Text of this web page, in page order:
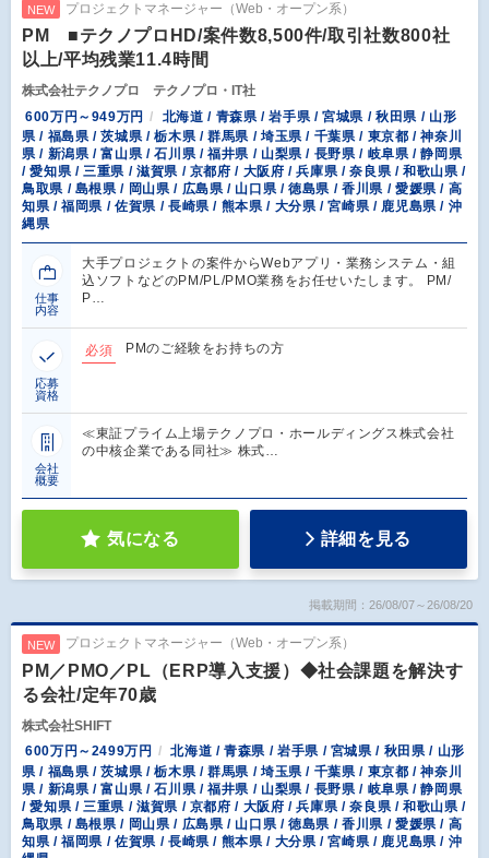
NEW プロジェクトマネージャー（Web・オープン系）
PM ■テクノプロHD/案件数8,500件/取引社数800社
以上/平均残業11.4時間
株式会社テクノプロ テクノプロ・IT社
600万円～949万円
北海道 / 青森県 / 岩手県 / 宮城県 / 秋田県 / 山形
県 / 福島県 / 茨城県 / 栃木県 / 群馬県 / 埼玉県 / 千葉県 / 東京都 / 神奈川
県 / 新潟県 / 富山県 / 石川県 / 福井県 / 山梨県 / 長野県 / 岐阜県 / 静岡県
/ 愛知県 / 三重県 / 滋賀県 / 京都府 / 大阪府 / 兵庫県 / 奈良県 / 和歌山県 /
鳥取県 / 島根県 / 岡山県 / 広島県 / 山口県 / 徳島県 / 香川県 / 愛媛県 / 高
知県 / 福岡県 / 佐賀県 / 長崎県 / 熊本県 / 大分県 / 宮崎県 / 鹿児島県 / 沖
縄県
仕事
内容
大手プロジェクトの案件からWebアプリ・業務システム・組
込ソフトなどのPM/PL/PMO業務をお任せいたします。 PM/
P…
応募
資格
必須 PMのご経験をお持ちの方
会社
概要
≪東証プライム上場テクノプロ・ホールディングス株式会社
の中核企業である同社≫ 株式…
気になる 詳細を見る
掲載期間：26/08/07～26/08/20
NEW プロジェクトマネージャー（Web・オープン系）
PM／PMO／PL（ERP導入支援）◆社会課題を解決す
る会社/定年70歳
株式会社SHIFT
600万円～2499万円
北海道 / 青森県 / 岩手県 / 宮城県 / 秋田県 / 山形
県 / 福島県 / 茨城県 / 栃木県 / 群馬県 / 埼玉県 / 千葉県 / 東京都 / 神奈川
県 / 新潟県 / 富山県 / 石川県 / 福井県 / 山梨県 / 長野県 / 岐阜県 / 静岡県
/ 愛知県 / 三重県 / 滋賀県 / 京都府 / 大阪府 / 兵庫県 / 奈良県 / 和歌山県 /
鳥取県 / 島根県 / 岡山県 / 広島県 / 山口県 / 徳島県 / 香川県 / 愛媛県 / 高
知県 / 福岡県 / 佐賀県 / 長崎県 / 熊本県 / 大分県 / 宮崎県 / 鹿児島県 / 沖